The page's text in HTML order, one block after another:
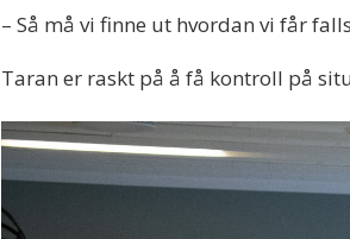
– Så må vi finne ut hvordan vi får
Taran er raskt på å få kontroll på